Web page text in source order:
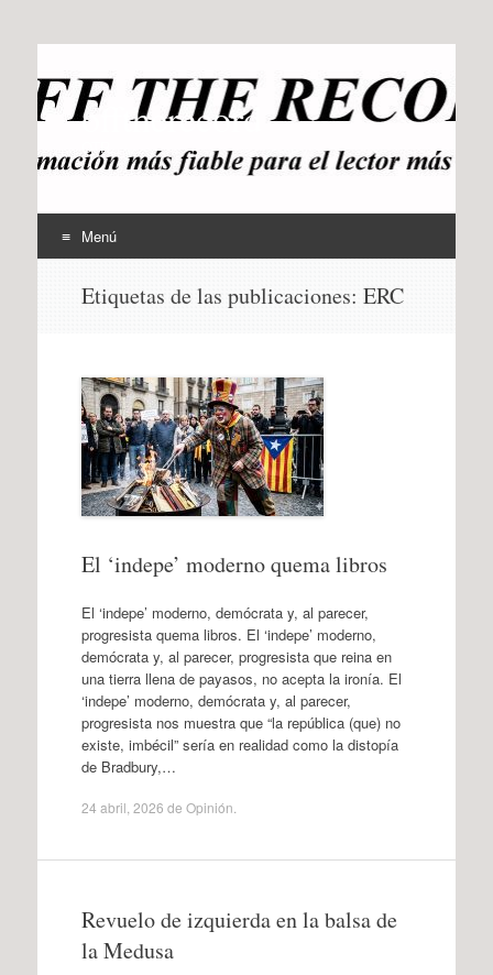
offtherecord
OTR
Menú
Etiquetas de las publicaciones: ERC
El ‘indepe’ moderno quema libros
El ‘indepe’ moderno, demócrata y, al parecer,
progresista quema libros. El ‘indepe’ moderno,
demócrata y, al parecer, progresista que reina en
una tierra llena de payasos, no acepta la ironía. El
‘indepe’ moderno, demócrata y, al parecer,
progresista nos muestra que “la república (que) no
existe, imbécil” sería en realidad como la distopía
de Bradbury,…
24 abril, 2026 de Opinión
Revuelo de izquierda en la balsa de
la Medusa